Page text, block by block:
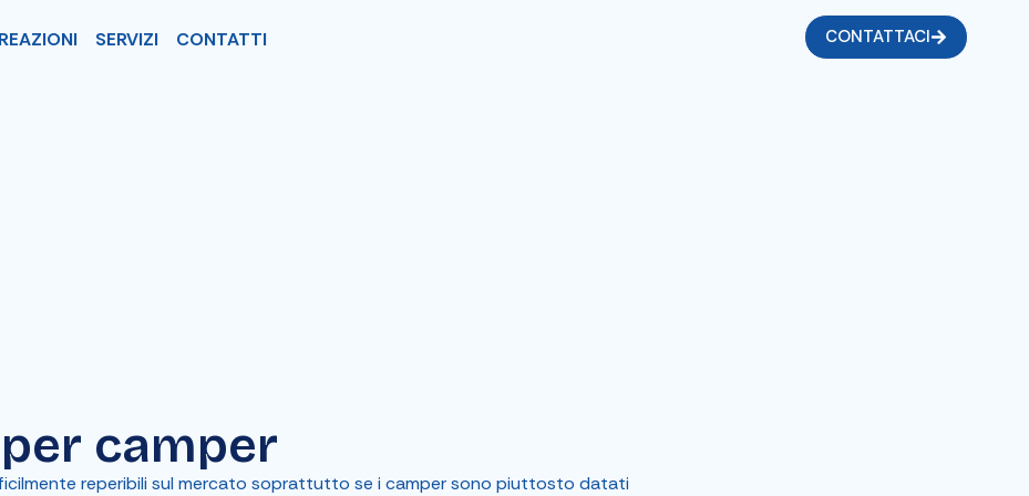
SERVIZI CONTATTI CONTATTACI
camper
reperibili sul mercato soprattutto se i camper sono piuttosto datati